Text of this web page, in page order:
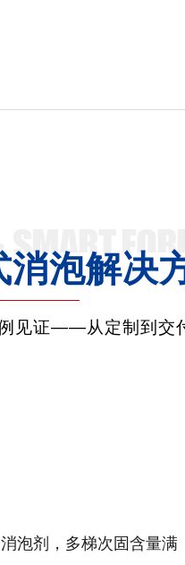
消泡解决
见证——从定制到交
泡剂，多梯次固含量满